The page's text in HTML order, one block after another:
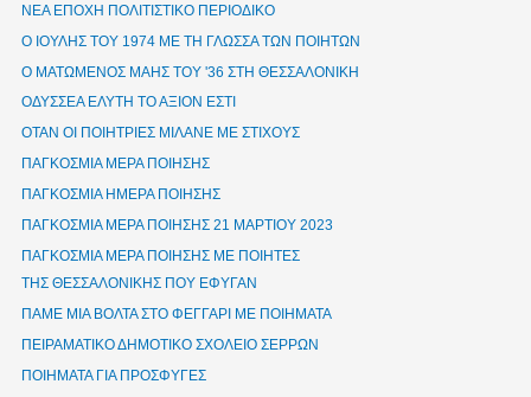
ΝΕΑ ΕΠΟΧΗ ΠΟΛΙΤΙΣΤΙΚΟ ΠΕΡΙΟΔΙΚΟ
Ο ΙΟΥΛΗΣ ΤΟΥ 1974 ΜΕ ΤΗ ΓΛΩΣΣΑ ΤΩΝ ΠΟΙΗΤΩΝ
Ο ΜΑΤΩΜΕΝΟΣ ΜΑΗΣ ΤΟΥ '36 ΣΤΗ ΘΕΣΣΑΛΟΝΙΚΗ
ΟΔΥΣΣΕΑ ΕΛΥΤΗ ΤΟ ΑΞΙΟΝ ΕΣΤΙ
ΟΤΑΝ ΟΙ ΠΟΙΗΤΡΙΕΣ ΜΙΛΑΝΕ ΜΕ ΣΤΙΧΟΥΣ
ΠΑΓΚΟΣΜΙΑ ΜΕΡΑ ΠΟΙΗΣΗΣ
ΠΑΓΚΟΣΜΙΑ ΗΜΕΡΑ ΠΟΙΗΣΗΣ
ΠΑΓΚΟΣΜΙΑ ΜΕΡΑ ΠΟΙΗΣΗΣ 21 ΜΑΡΤΙΟΥ 2023
ΠΑΓΚΟΣΜΙΑ ΜΕΡΑ ΠΟΙΗΣΗΣ ΜΕ ΠΟΙΗΤΕΣ
ΤΗΣ ΘΕΣΣΑΛΟΝΙΚΗΣ ΠΟΥ ΕΦΥΓΑΝ
ΠΑΜΕ ΜΙΑ ΒΟΛΤΑ ΣΤΟ ΦΕΓΓΑΡΙ ΜΕ ΠΟΙΗΜΑΤΑ
ΠΕΙΡΑΜΑΤΙΚΟ ΔΗΜΟΤΙΚΟ ΣΧΟΛΕΙΟ ΣΕΡΡΩΝ
ΠΟΙΗΜΑΤΑ ΓΙΑ ΠΡΟΣΦΥΓΕΣ